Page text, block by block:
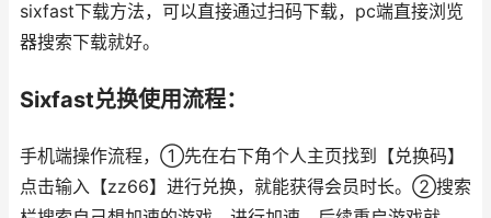
sixfast下载方法，可以直接通过扫码下载，pc端直接浏览
器搜索下载就好。
Sixfast兑换使用流程：
手机端操作流程，①先在右下角个人主页找到【兑换码】
点击输入【zz66】进行兑换，就能获得会员时长。②搜索